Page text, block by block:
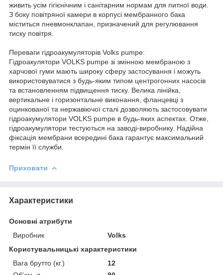
живить усім гігієнічним і санітарним нормам для питної води.
З боку повітряної камери в корпусі мембранного бака
міститься пневмонклапан, призначений для регулювання
тиску повітря.
Переваги гідроакумуляторів Volks pumpe:
Гідроакулятори VOLKS pumpe зі змінною мембраною з
харчової гуми мають широку сферу застосування і можуть
використовуватися з будь-яким типом центрогонних насосів
та встановленням підвищення тиску. Велика лінійка,
вертикальне і горизонтальне виконання, фланцевці з
оцинкованої та нержавіючої сталі дозволяють застосовувати
гідроакумулятори VOLKS pumpe в будь-яких аспектах. Отже,
гідроакумулятори тестуються на заводі-виробнику. Надійна
фіксація мембрани всередині бака гарантує максимальний
термін її служби.
Приховати
Характеристики
Основні атрибути
Виробник
Volks
Користувальницькі характеристики
Вага брутто (кг.)
12